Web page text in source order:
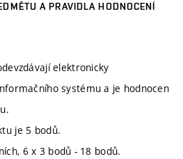
A PRAVIDLA HODNOCENÍ
elektronicky
systému a je hodnocen
je 5 bodů.
6 x 3 bodů - 18 bodů.